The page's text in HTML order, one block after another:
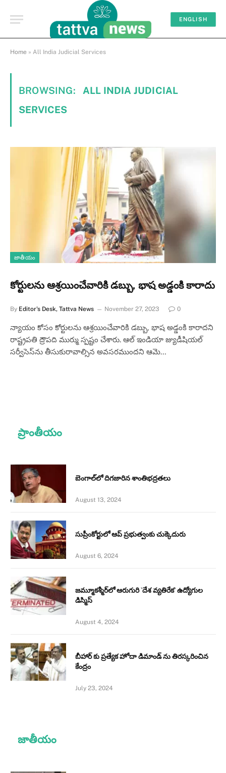
ENGLISH
Home » All India Judicial Services
BROWSING:
ALL INDIA JUDICIAL
SERVICES
జాతీయం
కోర్టులను ఆశ్రయించేవారికి డబ్బు, భాష అడ్డంకి కారాదు
By Editor's Desk, Tattva News November 27, 2023 0
న్యాయం కోసం కోర్టులను ఆశ్రయించేవారికి డబ్బు, భాష అడ్డంకి కారాదని
రాష్ట్రపతి ద్రౌపది ముర్ము స్పష్టం చేశారు. ఆల్‌ ఇండియా జ్యుడీషియల్‌
సర్వీసెస్‌ను తీసుకురావాల్సిన అవసరముందని ఆమె…
ప్రాంతీయం
బెంగాల్‌లో దిగజారిన శాంతిభద్రతలు
August 13, 2024
సుప్రీంకోర్టులో ఆప్ ప్రభుత్వంకు చుక్కెదురు
August 6, 2024
జమ్మూకశ్మీర్‌లో ఆరుగురి `దేశ వ్యతిరేక’ ఉద్యోగుల
డిస్మిస్‌
August 4, 2024
బీహార్ కు ప్రత్యేక హోదా డిమాండ్ ను తిరస్కరించిన
కేంద్రం
July 23, 2024
జాతీయం